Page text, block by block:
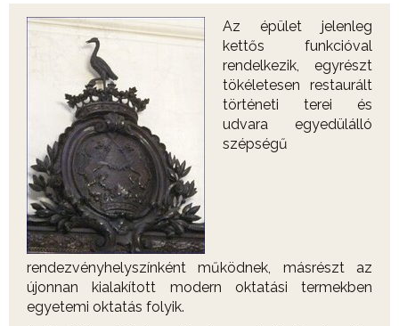
Az épület jelenleg
kettős funkcióval
rendelkezik, egyrészt
tökéletesen restaurált
történeti terei és
udvara egyedülálló
szépségű
rendezvényhelyszínként működnek, másrészt az
újonnan kialakított modern oktatási termekben
egyetemi oktatás folyik.